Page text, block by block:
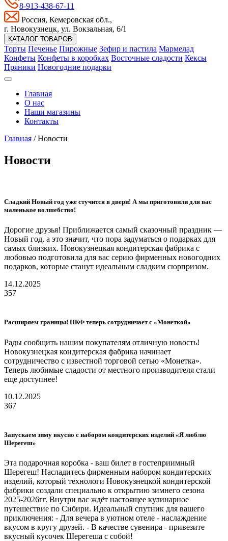
8-913-438-67-11
Россия, Кемеровская обл.,
г. Новокузнецк, ул. Вокзальная, 6/1
КАТАЛОГ ТОВАРОВ
Торты Печенье Пирожные Зефир и пастила Мармелад
Конфеты Конфеты в коробках Восточные сладости Кексы
Пряники Новогодние подарки
Главная
О нас
Наши магазины
Контакты
Главная / Новости
Новости
Сладкий Новый год уже стучится в двери! А мы приготовили для вас
маленькое волшебство!
Дорогие друзья! Приближается самый сказочный праздник —
Новый год, а это значит, что пора задуматься о подарках для
самых близких. Новокузнецкая кондитерская фабрика с
любовью подготовила для вас серию фирменных новогодних
подарков, которые станут идеальным сладким сюрпризом.
14.12.2025
357
Расширяем границы! НКФ теперь сотрудничает с «Монеткой»
Рады сообщить нашим покупателям отличную новость!
Новокузнецкая кондитерская фабрика начинает
сотрудничество с известной торговой сетью «Монетка».
Теперь любимые сладости от местного производителя стали
еще доступнее!
10.12.2025
367
Запускаем зиму вкусно с набором кондитерских изделий «Я люблю
Шерегеш»
Эта подарочная коробка - ваш билет в гостеприимный
Шерегеш! Насладитесь фирменным набором кондитерских
изделий, который технологи Новокузнецкой кондитерской
фабрики создали специально к открытию зимнего сезона
2025-2026гг. Внутри вас ждёт настоящее кулинарное
путешествие по Сибири. Идеальный спутник для вашего
приключения: - Для вечера в уютном отеле - наслаждение
вкусом в кругу друзей. - В качестве сувенира - привезите
вкусный кусочек Шерегеша с собой!